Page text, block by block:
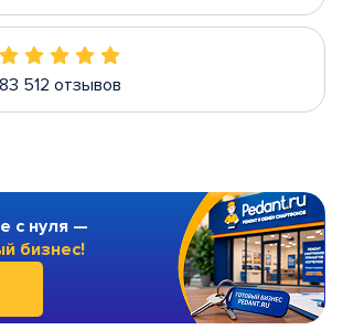
83 512 отзывов
с нуля —
бизнес!